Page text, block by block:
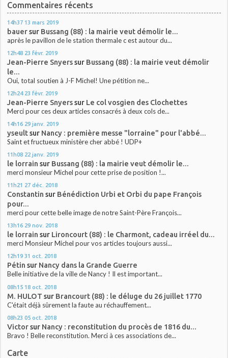
Commentaires récents
14h37 13 mars 2019
bauersur Bussang (88) : la mairie veut démolir le...
après le pavillon de le station thermale c est autour du...
12h48 23 févr. 2019
Jean-Pierre Snyerssur Bussang (88) : la mairie veut démolir
le...
Oui, total soutien à J-F Michel! Une pétition ne...
12h24 23 févr. 2019
Jean-Pierre Snyerssur Le col vosgien des Clochettes
Merci pour ces deux articles consacrés à deux cols de...
14h16 29 janv. 2019
yseultsur Nancy : première messe "lorraine" pour l'abbé...
Saint et fructueux ministère cher abbé ! UDP+
11h08 22 janv. 2019
le lorrain sur Bussang (88) : la mairie veut démolir le...
merci monsieur Michel pour cette prise de position !...
11h21 27 déc. 2018
Constantin sur Bénédiction Urbi et Orbi du pape François
pour...
merci pour cette belle image de notre Saint-Père François...
13h16 29 nov. 2018
le lorrain sur Lironcourt (88) : le Charmont, cadeau irréel du...
merci Monsieur Michel pour vos articles toujours aussi...
12h19 31 oct. 2018
Pétin sur Nancy dans la Grande Guerre
Belle initiative de la ville de Nancy ! Il est important...
08h15 18 oct. 2018
M. HULOT sur Brancourt (88) : le déluge du 26 juillet 1770
C'était déjà sûrement la faute au réchauffement...
08h23 05 oct. 2018
Victorsur Nancy : reconstitution du procès de 1816 du...
Bravo ! Belle reconstitution. Merci à ces associations de...
Carte